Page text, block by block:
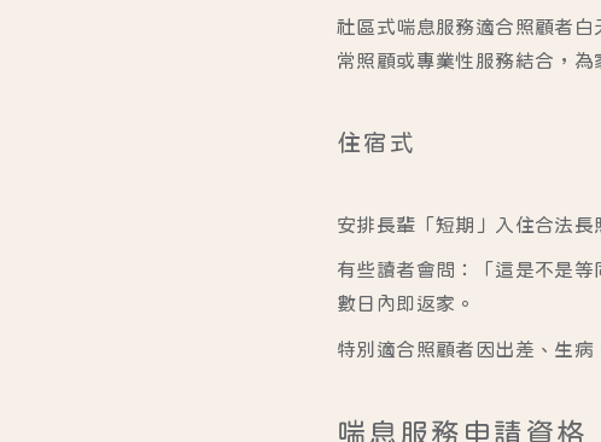
社區式喘息服務適合照顧者
常照顧或專業性服務結合，為
住宿式
安排長輩「短期」入住合法長
有些讀者會問：「這是不是
數日內即返家。
特別適合照顧者因出差、生
喘息服務申請資格